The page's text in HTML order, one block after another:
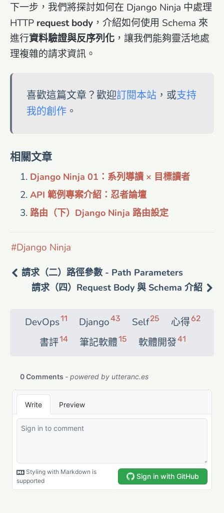
下一步，我們將探討如何在 Django Ninja 中處理
HTTP request body ，介紹如何使用 Schema 來
進行資料驗證與反序列化 ，讓我們能夠靈活地處
理複雜的請求資訊。
喜歡這篇文章？歡迎訂閱本站，或支持
我的創作。
相關文章
Django Ninja 01：系列導讀 × 目標讀者
API 範例專案介紹：忍者論壇
路由（下）Django Ninja 路由設定
Django Ninja
請求（二）路徑參數 - Path Parameters
請求（四）Request Body 與 Schema 介紹
DevOps11 Django43 Self25 心得62
書評14 筆記軟體15 軟體開發41